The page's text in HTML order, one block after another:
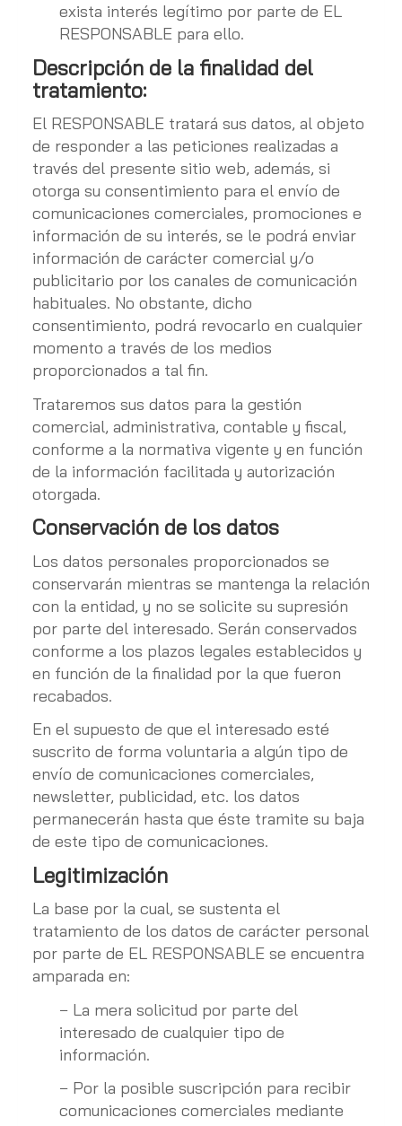
exista interés legítimo por parte de EL
RESPONSABLE para ello.
Descripción de la finalidad del
tratamiento:
El RESPONSABLE tratará sus datos, al objeto
de responder a las peticiones realizadas a
través del presente sitio web, además, si
otorga su consentimiento para el envío de
comunicaciones comerciales, promociones e
información de su interés, se le podrá enviar
información de carácter comercial y/o
publicitario por los canales de comunicación
habituales. No obstante, dicho
consentimiento, podrá revocarlo en cualquier
momento a través de los medios
proporcionados a tal fin.
Trataremos sus datos para la gestión
comercial, administrativa, contable y fiscal,
conforme a la normativa vigente y en función
de la información facilitada y autorización
otorgada.
Conservación de los datos
Los datos personales proporcionados se
conservarán mientras se mantenga la relación
con la entidad, y no se solicite su supresión
por parte del interesado. Serán conservados
conforme a los plazos legales establecidos y
en función de la finalidad por la que fueron
recabados.
En el supuesto de que el interesado esté
suscrito de forma voluntaria a algún tipo de
envío de comunicaciones comerciales,
newsletter, publicidad, etc. los datos
permanecerán hasta que éste tramite su baja
de este tipo de comunicaciones.
Legitimización
La base por la cual, se sustenta el
tratamiento de los datos de carácter personal
por parte de EL RESPONSABLE se encuentra
amparada en:
− La mera solicitud por parte del
interesado de cualquier tipo de
información.
− Por la posible suscripción para recibir
comunicaciones comerciales mediante